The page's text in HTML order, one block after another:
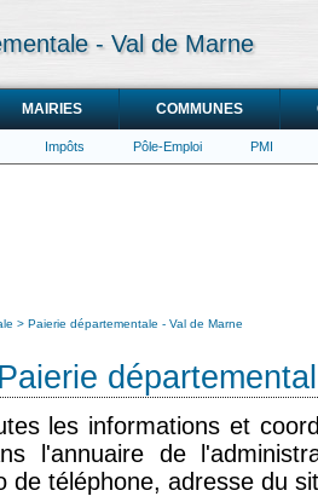
- Val de Marne
MAIRIES COMMUNES
Impôts Pôle-Emploi PMI
Paierie départementale - Val de Marne
les informations et
l'annuaire de
de téléphone, adresse du